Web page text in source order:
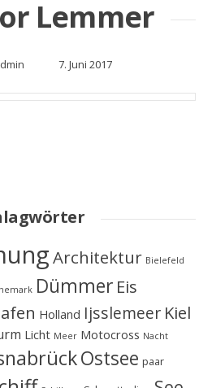
Lemmer
7. Juni 2017
Architektur Bielefeld
Dümmer Eis
Holland Ijsslemeer Kiel
Licht Meer Motocross Nacht
Ostsee paar